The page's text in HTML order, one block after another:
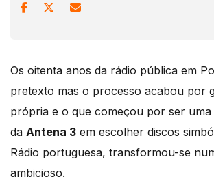
Os oitenta anos da rádio pública em
pretexto mas o processo acabou por
própria e o que começou por ser uma
da Antena 3 em escolher discos
Rádio portuguesa, transformou-se
ambicioso.